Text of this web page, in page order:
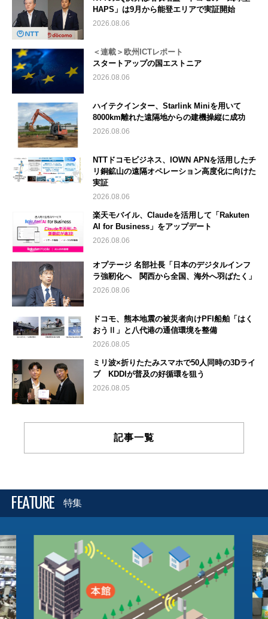
HAPS」は9月から能登エリアで実証開始
2026.08.06
＜連載＞欧州ICTレポート
スタートアップの国エストニア
2026.08.06
ハイテクインター、Starlink Miniを用いて
8000km離れた遠隔地からの建機操縦に成功
2026.08.06
NTTドコモビジネス、IOWN APNを活用したチ
リ銅鉱山の遠隔オペレーション高度化に向けた
実証
2026.08.06
楽天モバイル、Claudeを活用して「Rakuten
AI for Business」をアップデート
2026.08.06
オプテージ 名部社長「日本のデジタルインフ
ラ強靭化へ 関西から全国、海外へ羽ばたく」
2026.08.06
ドコモ、熊本地震の被災者向けPFI船舶「はく
おうⅡ」と八代港の通信環境を整備
2026.08.05
ミリ波×折りたたみスマホで50人同時の3Dライ
ブ KDDIが普及の好循環を狙う
2026.08.05
記事一覧
FEATURE 特集